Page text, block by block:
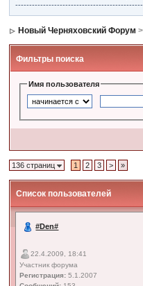
Новый Черняховский Форум
Фильтры поиска
Имя пользователя
136 страниц 1 2 3 > »
Список пользователей
#Den#
22.4.2009, 18:41
Участник форума
Регистрация: 5.1.2007